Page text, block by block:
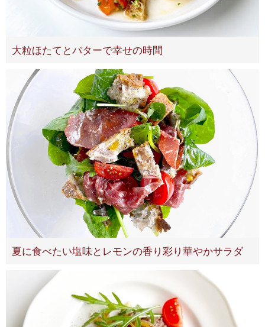
大粒ほたてとバターで幸せの時間
夏に食べたい塩味とレモンの香り彩り華やかサラダ